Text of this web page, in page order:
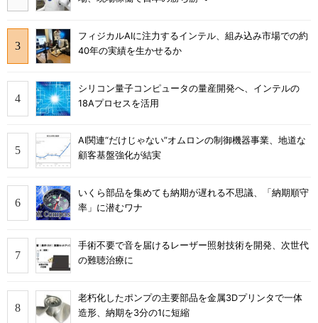
フィジカルAIに注力するインテル、組み込み市場での約
40年の実績を生かせるか
シリコン量子コンピュータの量産開発へ、インテルの
18Aプロセスを活用
AI関連“だけじゃない”オムロンの制御機器事業、地道な
顧客基盤強化が結実
いくら部品を集めても納期が遅れる不思議、「納期順守
率」に潜むワナ
手術不要で音を届けるレーザー照射技術を開発、次世代
の難聴治療に
老朽化したポンプの主要部品を金属3Dプリンタで一体
造形、納期を3分の1に短縮